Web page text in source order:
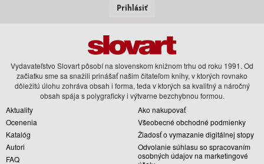
Prihlásiť
Vydavateľstvo Slovart pôsobí na slovenskom knižnom trhu od roku 1991. Od
začiatku sme sa snažili prinášať našim čitateľom knihy, v ktorých rovnako
dôležitú úlohu zohráva obsah i forma, teda v ktorých sa kvalitný a náročný
obsah spája s polygraficky i výtvarne bezchybnou formou.
Aktuality
Ocenenia
Katalóg
Autori
FAQ
Ako nakupovať
Všeobecné obchodné podmienky
Žiadosť o vymazanie digitálnej stopy
Odvolanie súhlasu so spracovaním
osobných údajov na marketingové